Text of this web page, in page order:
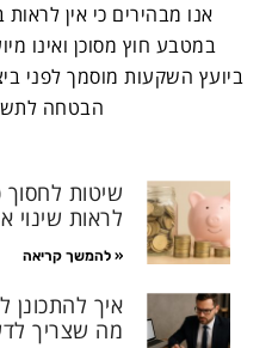
אנו מבהירים כי אין
במטבע חוץ מסוכן ואינו
ביועץ השקעות מוסמך לפני
הבטחה
שיטות
לראות שינוי
להמשך קריאה »
איך להתכונן
מה שצריך